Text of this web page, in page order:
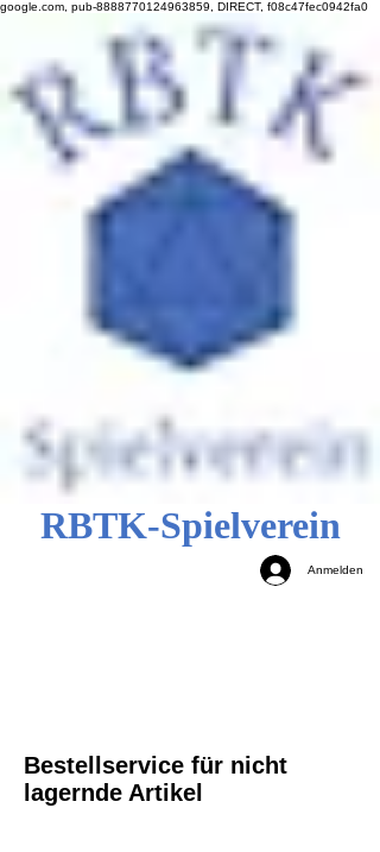
google.com, pub-8888770124963859, DIRECT, f08c47fec0942fa0
RBTK-Spielverein
Anmelden
Bestellservice für nicht
lagernde Artikel